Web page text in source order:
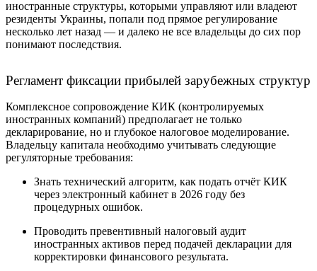
иностранные структуры, которыми управляют или владеют
резиденты Украины, попали под прямое регулирование
несколько лет назад — и далеко не все владельцы до сих пор
понимают последствия.
Регламент фиксации прибылей зарубежных структур
Комплексное сопровождение КИК (контролируемых
иностранных компаний) предполагает не только
декларирование, но и глубокое налоговое моделирование.
Владельцу капитала необходимо учитывать следующие
регуляторные требования:
Знать технический алгоритм, как подать отчёт КИК
через электронный кабинет в 2026 году без
процедурных ошибок.
Проводить превентивный налоговый аудит
иностранных активов перед подачей декларации для
корректировки финансового результата.